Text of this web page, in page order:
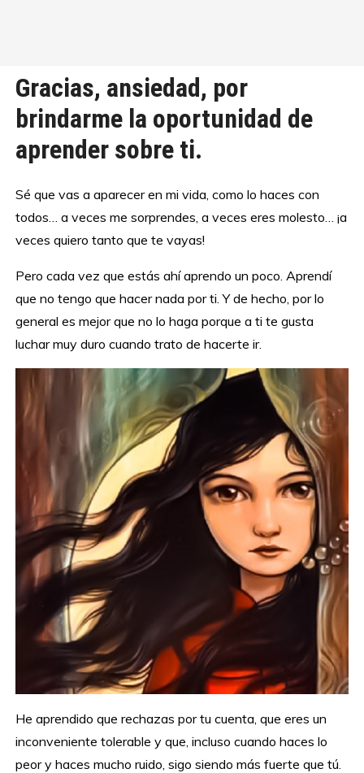
Gracias, ansiedad, por
brindarme la oportunidad de
aprender sobre ti.
Sé que vas a aparecer en mi vida, como lo haces con
todos… a veces me sorprendes, a veces eres molesto… ¡a
veces quiero tanto que te vayas!
Pero cada vez que estás ahí aprendo un poco. Aprendí
que no tengo que hacer nada por ti. Y de hecho, por lo
general es mejor que no lo haga porque a ti te gusta
luchar muy duro cuando trato de hacerte ir.
He aprendido que rechazas por tu cuenta, que eres un
inconveniente tolerable y que, incluso cuando haces lo
peor y haces mucho ruido, sigo siendo más fuerte que tú.